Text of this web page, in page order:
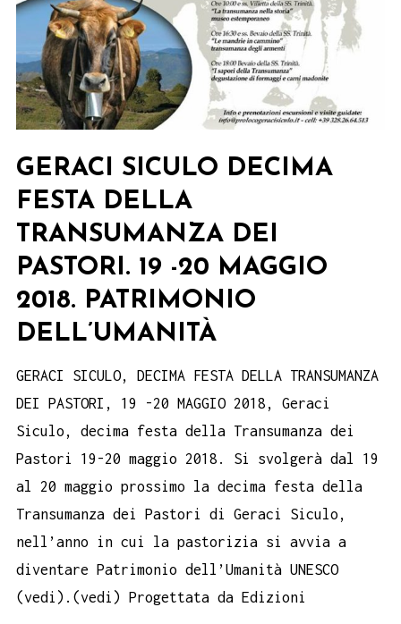
GERACI SICULO DECIMA
FESTA DELLA
TRANSUMANZA DEI
PASTORI. 19 -20 MAGGIO
2018. PATRIMONIO
DELL’UMANITÀ
GERACI SICULO, DECIMA FESTA DELLA TRANSUMANZA
DEI PASTORI, 19 -20 MAGGIO 2018, Geraci
Siculo, decima festa della Transumanza dei
Pastori 19-20 maggio 2018. Si svolgerà dal 19
al 20 maggio prossimo la decima festa della
Transumanza dei Pastori di Geraci Siculo,
nell’anno in cui la pastorizia si avvia a
diventare Patrimonio dell’Umanità UNESCO
(vedi).(vedi) Progettata da Edizioni